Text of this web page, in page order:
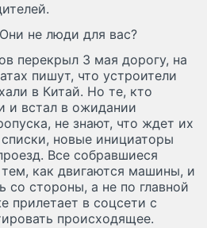
не люди для вас?
перекрыл 3 мая дорогу, на
пишут, что устроители
в Китай. Но те, кто
и встал в ожидании
не знают, что ждет их
новые инициаторы
Все собравшиеся
тем, как двигаются машины, и
со стороны, а не по главной
прилетает в соцсети с
происходящее.